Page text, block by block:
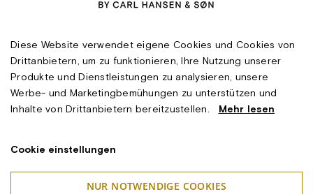
Diese Website verwendet eigene Cookies und Cookies von
Drittanbietern, um zu funktionieren, Ihre Nutzung unserer
Produkte und Dienstleistungen zu analysieren, unsere
Werbe- und Marketingbemühungen zu unterstützen und
Inhalte von Drittanbietern bereitzustellen. Mehr lesen
Cookie einstellungen
NUR NOTWENDIGE COOKIES